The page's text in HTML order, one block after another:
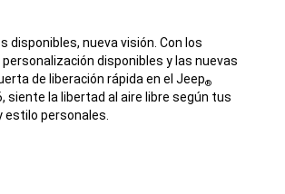
disponibles, nueva visión. Con los
disponibles y las nuevas
de liberación rápida en el Jeep®
siente la libertad al aire libre según tus
estilo personales.